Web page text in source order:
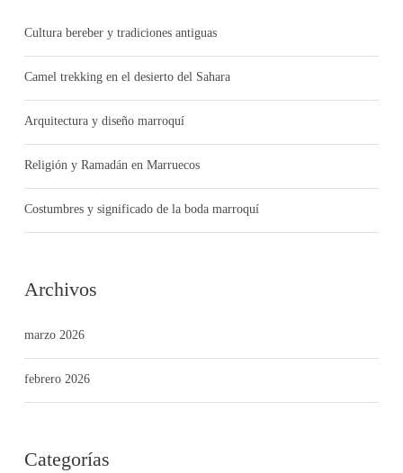
Cultura bereber y tradiciones antiguas
Camel trekking en el desierto del Sahara
Arquitectura y diseño marroquí
Religión y Ramadán en Marruecos
Costumbres y significado de la boda marroquí
Archivos
marzo 2026
febrero 2026
Categorías